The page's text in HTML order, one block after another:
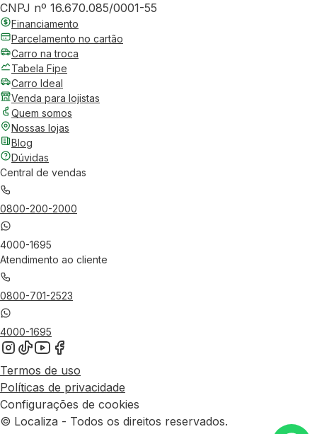
CNPJ nº 16.670.085/0001-55
Financiamento
Parcelamento no cartão
Carro na troca
Tabela Fipe
Carro Ideal
Venda para lojistas
Quem somos
Nossas lojas
Blog
Dúvidas
Central de vendas
0800-200-2000
4000-1695
Atendimento ao cliente
0800-701-2523
4000-1695
Termos de uso
Políticas de privacidade
Configurações de cookies
© Localiza - Todos os direitos reservados.